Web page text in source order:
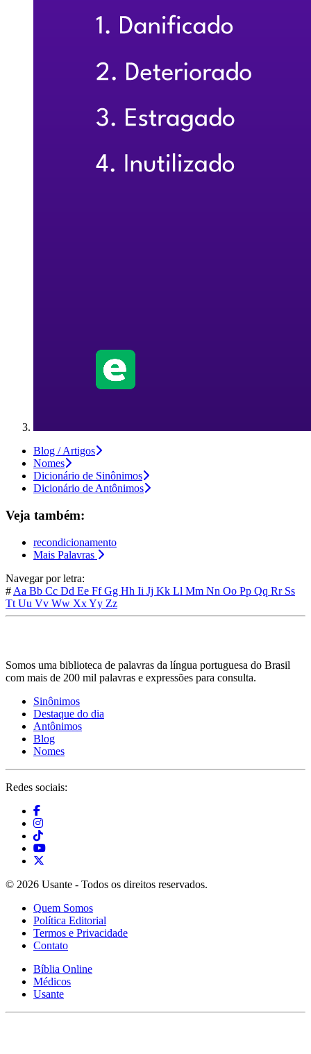
Blog / Artigos
Nomes
Dicionário de Sinônimos
Dicionário de Antônimos
Veja também:
recondicionamento
Mais Palavras
Navegar por letra:
# Aa Bb Cc Dd Ee FfGg Hh Ii Jj Kk Ll Mm Nn Oo Pp Qq Rr Ss
Tt Uu Vv Ww XxYy Zz
Somos uma biblioteca de palavras da língua portuguesa do Brasil
com mais de 200 mil palavras e expressões para consulta.
Sinônimos
Destaque do dia
Antônimos
Blog
Nomes
Redes sociais:
© 2026 Usante - Todos os direitos reservados.
Quem Somos
Política Editorial
Termos e Privacidade
Contato
Bíblia Online
Médicos
Usante